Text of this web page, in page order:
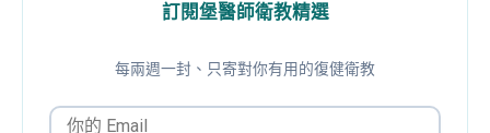
訂閱堡醫師衛教精選
每兩週一封、只寄對你有用的復健衛教